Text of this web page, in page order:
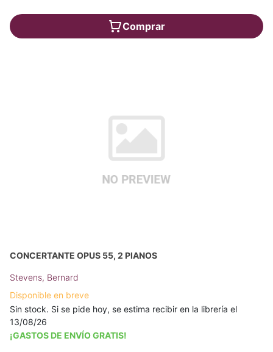
Comprar
CONCERTANTE OPUS 55, 2 PIANOS
Stevens, Bernard
Disponible en breve
Sin stock. Si se pide hoy, se estima recibir en la librería el
13/08/26
¡GASTOS DE ENVÍO GRATIS!